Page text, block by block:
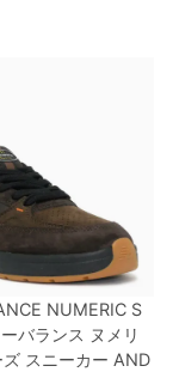
NUMERIC S
バランス ヌメリ
スニーカー AND